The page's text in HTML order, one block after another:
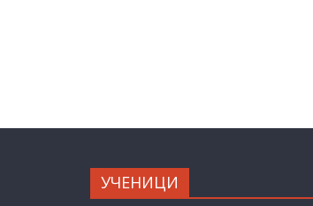
УЧЕНИЦИ